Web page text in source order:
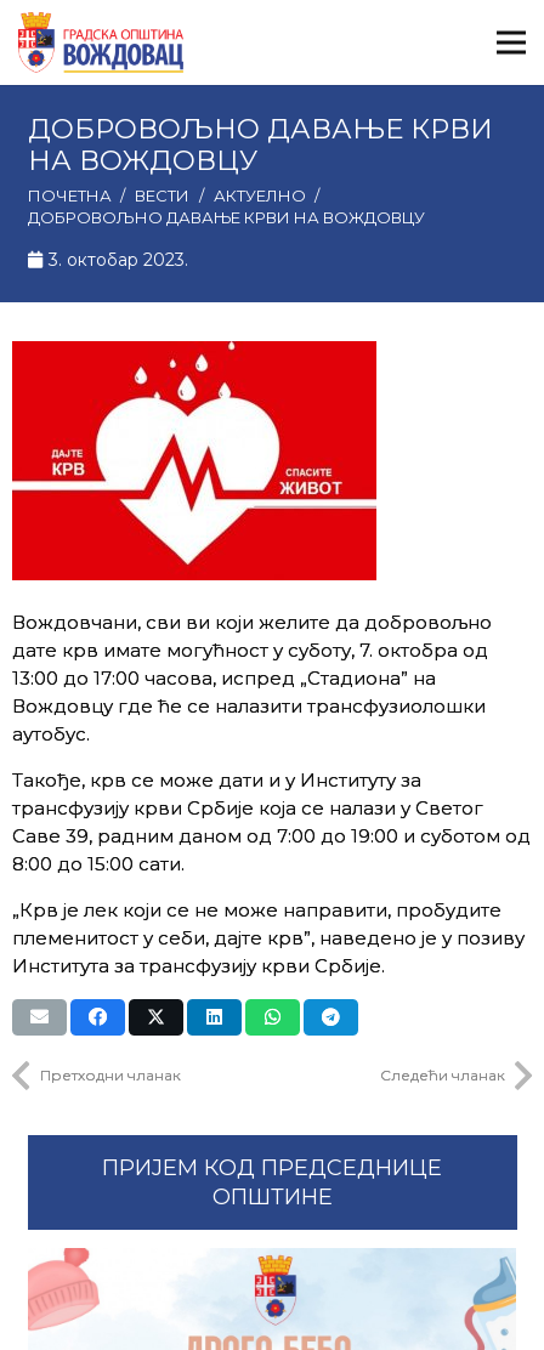
ДОБРОВОЉНО ДАВАЊЕ КРВИ
НА ВОЖДОВЦУ
ПОЧЕТНА / ВЕСТИ / АКТУЕЛНО /
ДОБРОВОЉНО ДАВАЊЕ КРВИ НА ВОЖДОВЦУ
3. октобар 2023.
Вождовчани, сви ви који желите да добровољно
дате крв имате могућност у суботу, 7. октобра од
13:00 до 17:00 часова, испред „Стадиона” на
Вождовцу где ће се налазити трансфузиолошки
аутобус.
Такође, крв се може дати и у Институту за
трансфузију крви Србије која се налази у Светог
Саве 39, радним даном од 7:00 до 19:00 и суботом од
8:00 до 15:00 сати.
„Крв је лек који се не може направити, пробудите
племенитост у себи, дајте крв”, наведено је у позиву
Института за трансфузију крви Србије.
Претходни чланак Следећи чланак
ПРИЈЕМ КОД ПРЕДСЕДНИЦЕ
ОПШТИНЕ